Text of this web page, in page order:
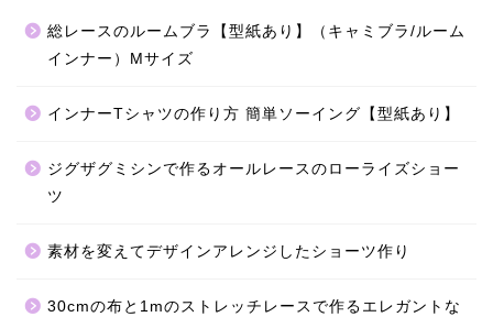
総レースのルームブラ【型紙あり】（キャミブラ/ルーム
インナー）Mサイズ
インナーTシャツの作り方 簡単ソーイング【型紙あり】
ジグザグミシンで作るオールレースのローライズショー
ツ
素材を変えてデザインアレンジしたショーツ作り
30cmの布と1mのストレッチレースで作るエレガントな